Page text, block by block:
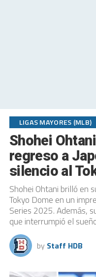
LIGAS MAYORES (MLB)
Shohei
regreso a
silencio al
Shohei Ohtani brilló en
Tokyo Dome en un
Series 2025. Además,
que interrumpió el
by Staff HDB